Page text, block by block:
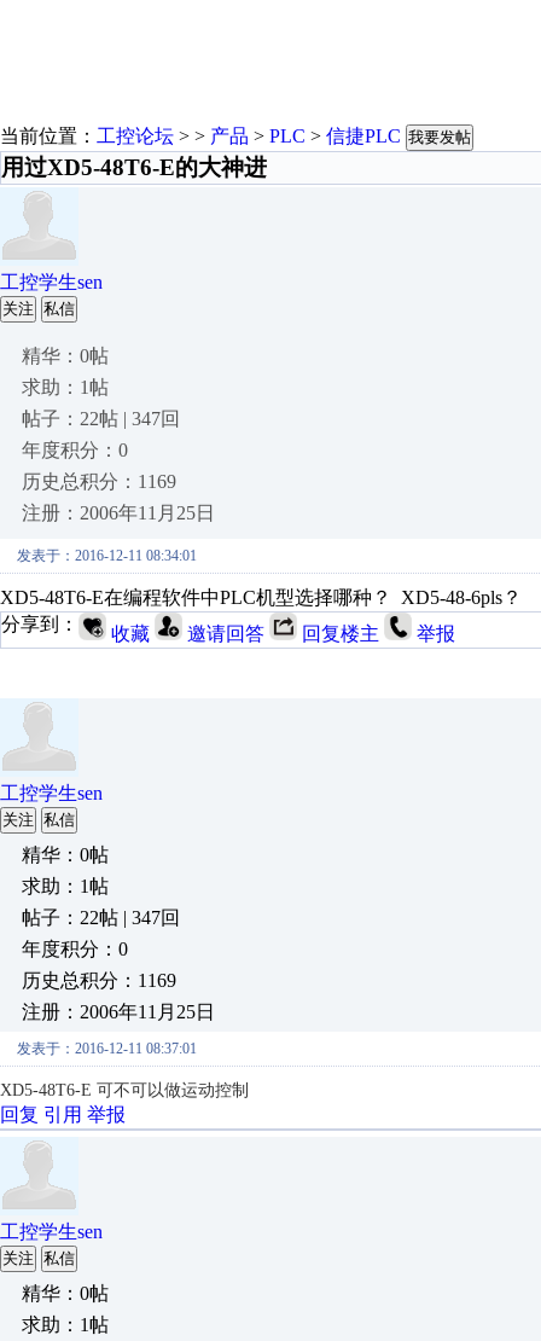
当前位置： 工控论坛 > > 产品 > PLC > 信捷PLC 我要发帖
用过XD5-48T6-E的大神进
工控学生sen
关注 私信
精华：0帖
求助：1帖
帖子：22帖 | 347回
年度积分：0
历史总积分：1169
注册：2006年11月25日
发表于：2016-12-11 08:34:01
XD5-48T6-E在编程软件中PLC机型选择哪种？ XD5-48-6pls？
分享到：
收藏 邀请回答 回复楼主 举报
工控学生sen
关注 私信
精华：0帖
求助：1帖
帖子：22帖 | 347回
年度积分：0
历史总积分：1169
注册：2006年11月25日
发表于：2016-12-11 08:37:01
XD5-48T6-E 可不可以做运动控制
回复 引用 举报
工控学生sen
关注 私信
精华：0帖
求助：1帖